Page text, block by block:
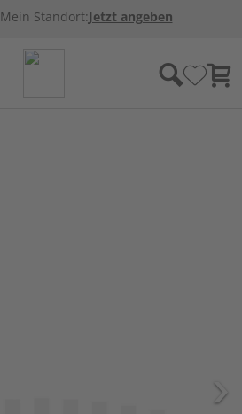
Mein Standort:Jetzt angeben